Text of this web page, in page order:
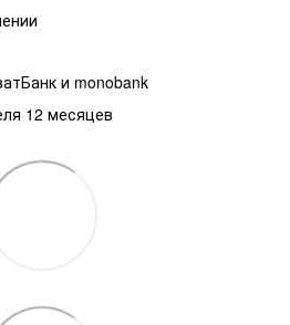
и monobank
12 месяцев